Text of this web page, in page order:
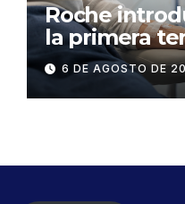
Roche
la primera
de precisión
detener el
nefritis
6 DE AGOSTO DE